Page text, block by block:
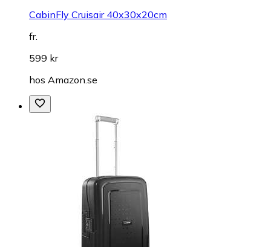
CabinFly Cruisair 40x30x20cm
fr.
599 kr
hos Amazon.se